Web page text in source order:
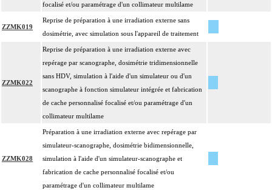
focalisé et/ou paramétrage d'un collimateur multilame
ZZMK019
Reprise de préparation à une irradiation externe sans
dosimétrie, avec simulation sous l'appareil de traitement
ZZMK022
Reprise de préparation à une irradiation externe avec
repérage par scanographe, dosimétrie tridimensionnelle
sans HDV, simulation à l'aide d'un simulateur ou d'un
scanographe à fonction simulateur intégrée et fabrication
de cache personnalisé focalisé et/ou paramétrage d'un
collimateur multilame
ZZMK028
Préparation à une irradiation externe avec repérage par
simulateur-scanographe, dosimétrie bidimensionnelle,
simulation à l'aide d'un simulateur-scanographe et
fabrication de cache personnalisé focalisé et/ou
paramétrage d'un collimateur multilame